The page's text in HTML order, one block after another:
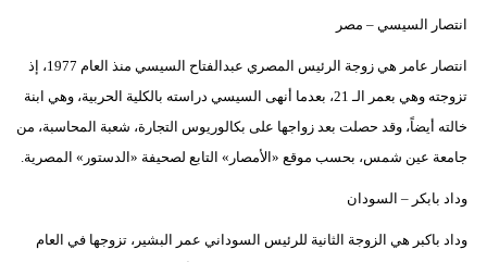
انتصار السيسي – مصر
انتصار عامر هي زوجة الرئيس المصري عبدالفتاح السيسي منذ العام 1977، إذ
تزوجته وهي بعمر الـ 21، بعدما أنهى السيسي دراسته بالكلية الحربية، وهي ابنة
خالته أيضاً، وقد حصلت بعد زواجها على بكالوريوس التجارة، شعبة المحاسبة، من
جامعة عين شمس، بحسب موقع «الأمصار» التابع لصحيفة «الدستور» المصرية.
وداد بابكر – السودان
وداد باكبر هي الزوجة الثانية للرئيس السوداني عمر البشير، تزوجها في العام